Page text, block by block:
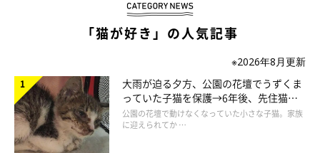
テキスト／OFFICE-SANGA
「猫が好き」の人気記事
※2026年8月更新
大雨が迫る夕方、公園の花壇でうずくま
っていた子猫を保護→6年後、先住猫
と“姉妹”のような関係に
公園の花壇で動けなくなっていた小さな子猫。家族
に迎えられてか …